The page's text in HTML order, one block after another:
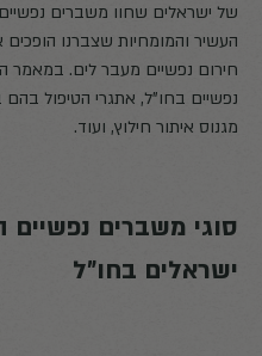
של ישראלים שחוו משברים
העשיר והמומחיות שצברנו
חירום נפשיים מעבר לים. במאמר
נפשיים בחו"ל, אתגרי הטיפול
מגנוס איתור חילוץ, ועוד.
סוגי משברים
ישראלים בחו״ל